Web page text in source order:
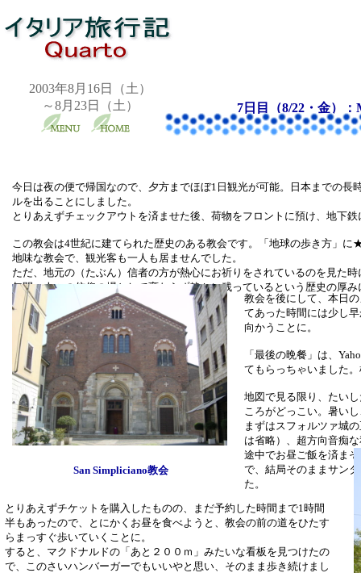
7日目（8/22・金）
2003年8月16日（土）
～8月23日（土）
今日は夜の便で帰国なので、夕方までほぼ1日観光が可能。日本までの
ルを出ることにしました。
とりあえずチェックアウトを済ませた後、荷物をフロントに預け、地下
この教会は4世紀に建てられた歴史のある教会です。「地球の歩き方」
地味な教会で、観光客も一人も居ませんでした。
ただ、地元の（たぶん）信者の方が熱心にお祈りをされているのを見た
年間、人々の信仰の場として変わらず静かに残っているという歴史の厚
教会を後にして、本日
てあった時間には少し
向かうことに。
「最後の晩餐」は、
てもらっちゃいました
地図で見る限り、たい
ころがどっこい。暑い
まずはスフォルツァ城
は省略）、超方向音痴
途中でお昼ご飯を済ま
で、結局そのままサン
た。
とりあえずチケットを購入したものの、まだ予約した時間まで1時間
半もあったので、とにかくお昼を食べようと、教会の前の道をひたす
らまっすぐ歩いていくことに。
すると、マクドナルドの「あと２００ｍ」みたいな看板を見つけたの
で、このさいハンバーガーでもいいやと思い、そのまま歩き続けまし
San Simpliciano教会